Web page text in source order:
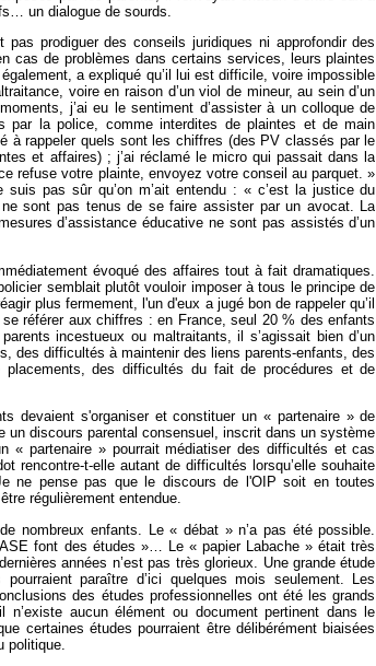
un dialogue de sourds.
prodiguer des conseils juridiques ni approfondir des
cas de problèmes dans certains services, leurs plaintes
a expliqué qu’il lui est difficile, voire impossible
voire en raison d’un viol de mineur, au sein d’un
j’ai eu le sentiment d’assister à un colloque de
par la police, comme interdites de plaintes et de main
à rappeler quels sont les chiffres (des PV classés par le
et affaires) ; j’ai réclamé le micro qui passait dans la
refuse votre plainte, envoyez votre conseil au parquet. »
pas sûr qu’on m’ait entendu : « c’est la justice du
sont pas tenus de se faire assister par un avocat. La
d’assistance éducative ne sont pas assistés d’un
évoqué des affaires tout à fait dramatiques.
semblait plutôt vouloir imposer à tous le principe de
plus fermement, l'un d'eux a jugé bon de rappeler qu’il
référer aux chiffres : en France, seul 20 % des enfants
incestueux ou maltraitants, il s’agissait bien d’un
des difficultés à maintenir des liens parents-enfants, des
des difficultés du fait de procédures et de
devaient s'organiser et constituer un « partenaire » de
un discours parental consensuel, inscrit dans un système
« partenaire » pourrait médiatiser des difficultés et cas
rencontre-t-elle autant de difficultés lorsqu’elle souhaite
ne pense pas que le discours de l'OIP soit en toutes
régulièrement entendue.
nombreux enfants. Le « débat » n’a pas été possible.
font des études »… Le « papier Labache » était très
années n’est pas très glorieux. Une grande étude
paraître d’ici quelques mois seulement. Les
des études professionnelles ont été les grands
aucun élément ou document pertinent dans le
certaines études pourraient être délibérément biaisées
politique.